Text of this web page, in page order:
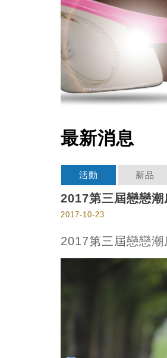
最新消息
活動 新品
2017第三屆戀戀
2017-10-23
2017第三屆戀戀